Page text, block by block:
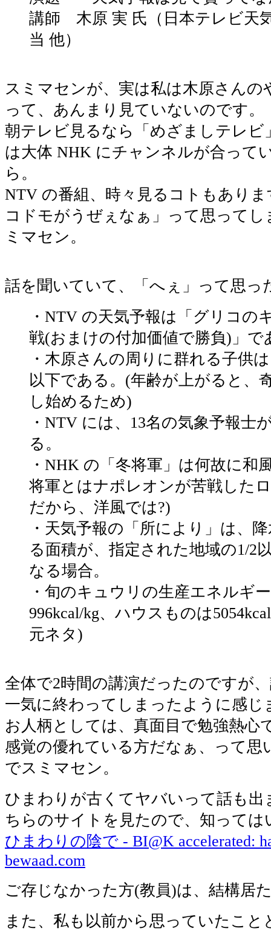
講師 木原 実 氏（日本テレビ天
当 他）
スミマセンが、実は私は木原さんの
って、あんまり見ていないのです。
朝テレビ見るなら「めざましテレビ
は大体 NHK にチャンネルが合って
ら。
NTV の番組、時々見るコトもあり
コドモがうぜぇなぁ」って思って
ミマセン。
話を聞いていて、「へぇ」って思っ
・NTV の天気予報は「グリコの
戦(おまけの付加価値で勝負)」で
・木原さんの周りに群れる子供
以下である。(年齢が上がると、
し始めるため)
・NTV には、13名の気象予報士
る。
・NHK の「冬将軍」は何故に和
将軍とはナポレオンが苦戦した
だから、洋風では?)
・天気予報の「所により」は、
る面積が、指定された地域の1/2
なる場合。
・旬のキュウリの生産エネルギ
996kcal/kg、ハウスものは
元ネタ)
全体で2時間の講演だったのですが
一気に終わってしまったように感じ
お人柄としては、真面目で勉強熱心
感覚の優れている方だなぁ、って思
でスミマセン。
ひまわりが古くてヤバいって話も出
ちらのサイトを見たので、知っては
ひまわりの陰で - BI@K accelerated:
bewaad.com
ご存じなかった方(教員)は、結構居
また、私も以前から思っていたこと